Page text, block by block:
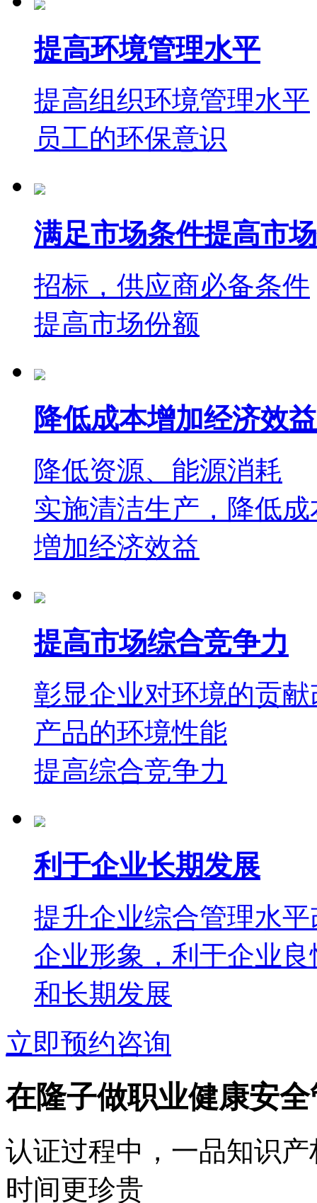
提高环境管理水平
提高组织环境管理水平
员工的环保意识
满足市场条件提高市
招标，供应商必备条件
提高市场份额
降低成本增加经济效益
降低资源、能源消耗
实施清洁生产，降低成
増加经济效益
提高市场综合竞争力
彰显企业对环境的贡献
产品的环境性能
提高综合竞争力
利于企业长期发展
提升企业综合管理水平
企业形象，利于企业良
和长期发展
立即预约咨询
在隆子做职业健康安
认证过程中，一品知识
时间更珍贵